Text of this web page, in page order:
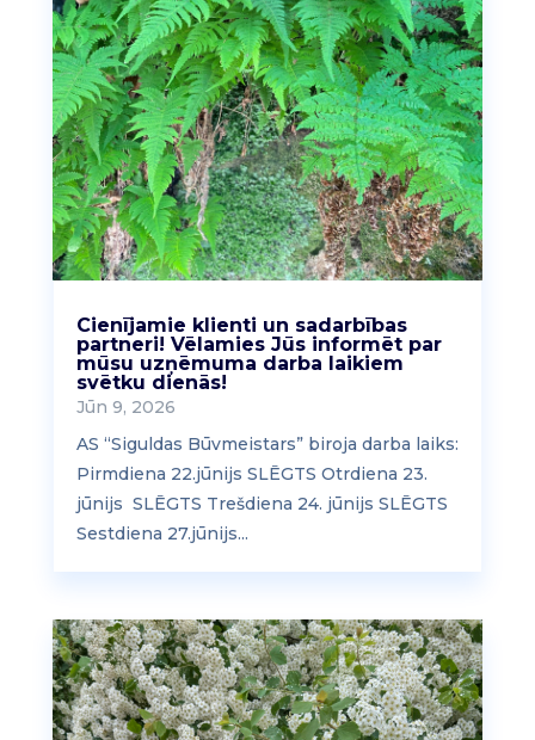
Cienījamie klienti un sadarbības
partneri! Vēlamies Jūs informēt par
mūsu uzņēmuma darba laikiem
svētku dienās!
Jūn 9, 2026
AS “Siguldas Būvmeistars” biroja darba laiks:
Pirmdiena 22.jūnijs SLĒGTS Otrdiena 23.
jūnijs SLĒGTS Trešdiena 24. jūnijs SLĒGTS
Sestdiena 27.jūnijs...